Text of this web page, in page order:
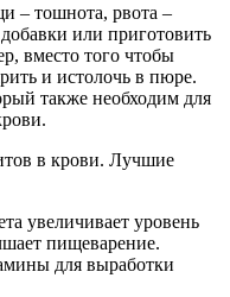
– тошнота, рвота –
или приготовить
вместо того чтобы
и истолочь в пюре.
также необходим для
увеличивает уровень
пищеварение.
для выработки